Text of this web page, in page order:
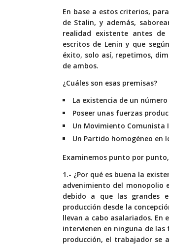
En base a estos criterios,
de Stalin, y además,
realidad existente antes
escritos de Lenin y que
éxito, solo así, repetimos,
de ambos.
¿Cuáles son esas premisas?
La existencia de un
Poseer unas fuerzas
Un Movimiento
Un Partido homogéneo en
Examinemos punto por
1.- ¿Por qué es buena la
advenimiento del monopolio
debido a que las grandes
producción desde la
llevan a cabo asalariados.
intervienen en ninguna de las
producción, el trabajador se